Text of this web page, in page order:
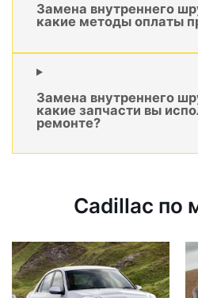
Замена внутреннего
какие методы оплаты
Замена внутреннего
какие запчасти вы
ремонте?
Cadillac по